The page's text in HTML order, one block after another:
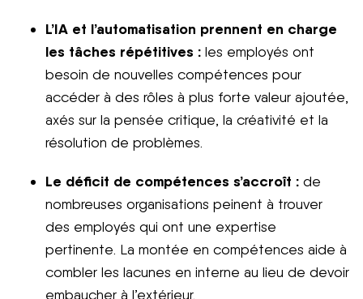
L’IA et l’automatisation prennent en charge
les tâches répétitives : les employés ont
besoin de nouvelles compétences pour
accéder à des rôles à plus forte valeur ajoutée,
axés sur la pensée critique, la créativité et la
résolution de problèmes.
Le déficit de compétences s’accroît : de
nombreuses organisations peinent à trouver
des employés qui ont une expertise
pertinente. La montée en compétences aide à
combler les lacunes en interne au lieu de devoir
embaucher à l’extérieur.